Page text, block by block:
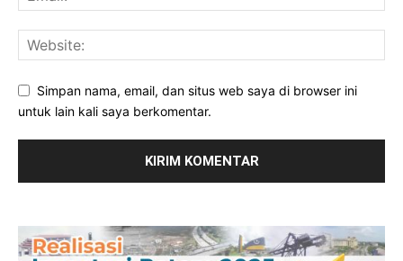
Simpan nama, email, dan situs web saya di browser ini
untuk lain kali saya berkomentar.